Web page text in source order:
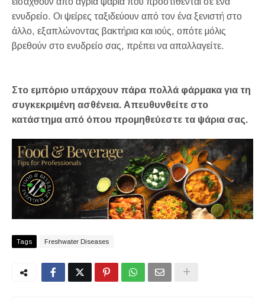
ενυδρείο. Οι ψείρες ταξιδεύουν από τον ένα ξενιστή στο
άλλο, εξαπλώνοντας βακτήρια και ιούς, οπότε μόλις
βρεθούν στο ενυδρείο σας, πρέπει να απαλλαγείτε.
Στο εμπόριο υπάρχουν πάρα πολλά φάρμακα για τη
συγκεκριμένη ασθένεια. Απευθυνθείτε στο
κατάστημα από όπου προμηθεύεστε τα ψάρια σας.
Tags Freshwater Diseases